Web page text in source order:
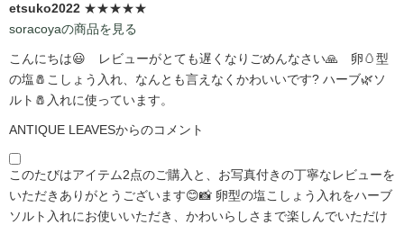
etsuko2022 ★★★★★
soracoyaの商品を見る
こんにちは😃 レビューがとても遅くなりごめんなさい🙏 卵🥚型
の塩🧂こしょう入れ、なんとも言えなくかわいいです?️ ハーブ🌿ソ
ルト🧂入れに使っています。
ANTIQUE LEAVESからのコメント
このたびはアイテム2点のご購入と、お写真付きの丁寧なレビューを
いただきありがとうございます😊📸 卵型の塩こしょう入れをハーブ
ソルト入れにお使いいただき、かわいらしさまで楽しんでいただけ